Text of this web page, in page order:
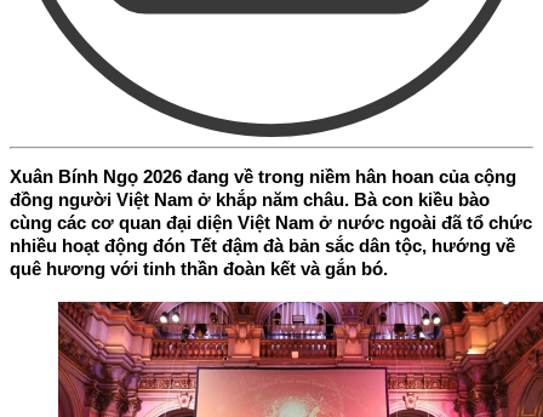
Xuân Bính Ngọ 2026 đang về trong niềm hân hoan của cộng
đồng người Việt Nam ở khắp năm châu. Bà con kiều bào
cùng các cơ quan đại diện Việt Nam ở nước ngoài đã tổ chức
nhiều hoạt động đón Tết đậm đà bản sắc dân tộc, hướng về
quê hương với tinh thần đoàn kết và gắn bó.